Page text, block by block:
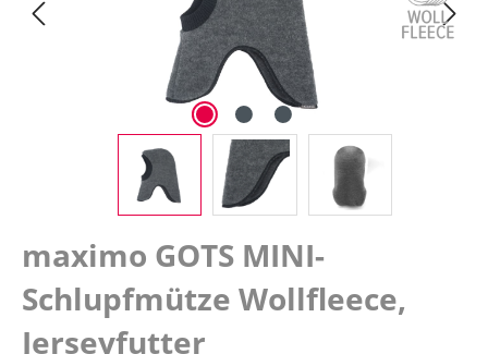
maximo GOTS MINI-
Schlupfmütze Wollfleece,
Jerseyfutter